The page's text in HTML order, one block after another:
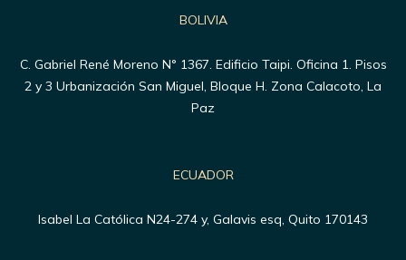
BOLIVIA
C. Gabriel René Moreno N° 1367. Edificio Taipi. Oficina 1. Pisos
2 y 3 Urbanización San Miguel, Bloque H. Zona Calacoto, La
Paz
ECUADOR
Isabel La Católica N24-274 y, Galavis esq, Quito 170143